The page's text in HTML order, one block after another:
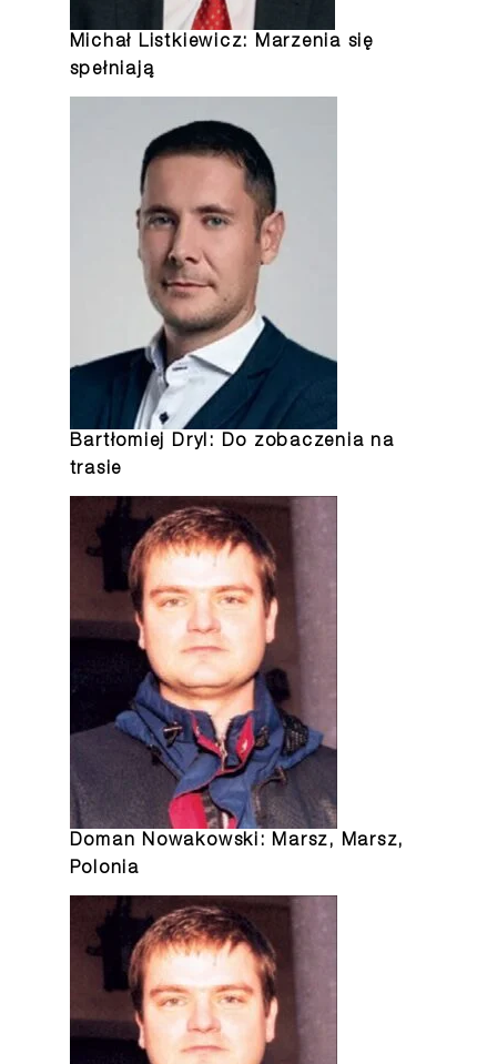
Michał Listkiewicz: Marzenia się
spełniają
Bartłomiej Dryl: Do zobaczenia na
trasie
Doman Nowakowski: Marsz, Marsz,
Polonia